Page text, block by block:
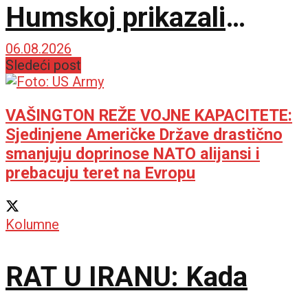
Humskoj prikazali
najboljih sat vremena u
sezoni!
06.08.2026
Sledeći post
VAŠINGTON REŽE VOJNE KAPACITETE:
Sjedinjene Američke Države drastično
smanjuju doprinose NATO alijansi i
prebacuju teret na Evropu
Kolumne
RAT U IRANU: Kada